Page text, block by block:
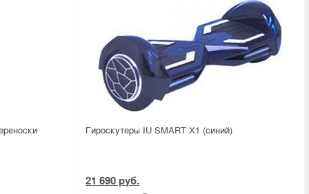
Гироскутеры IU SMART X1 (синий)
21 690 руб.